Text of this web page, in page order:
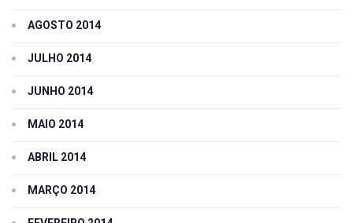
AGOSTO 2014
JULHO 2014
JUNHO 2014
MAIO 2014
ABRIL 2014
MARÇO 2014